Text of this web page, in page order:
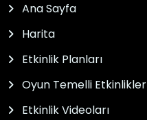
Ana Sayfa
Harita
Etkinlik Planları
Oyun Temelli Etkinlikler
Etkinlik Videoları